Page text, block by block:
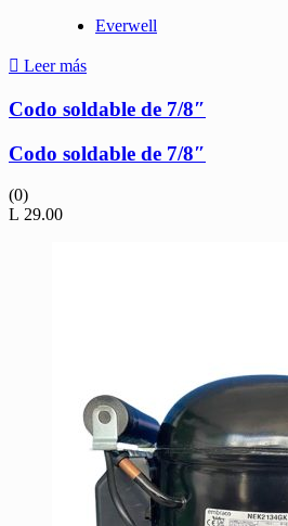
Everwell
Leer más
Codo soldable de 7/8″
Codo soldable de 7/8″
(0)
L 29.00